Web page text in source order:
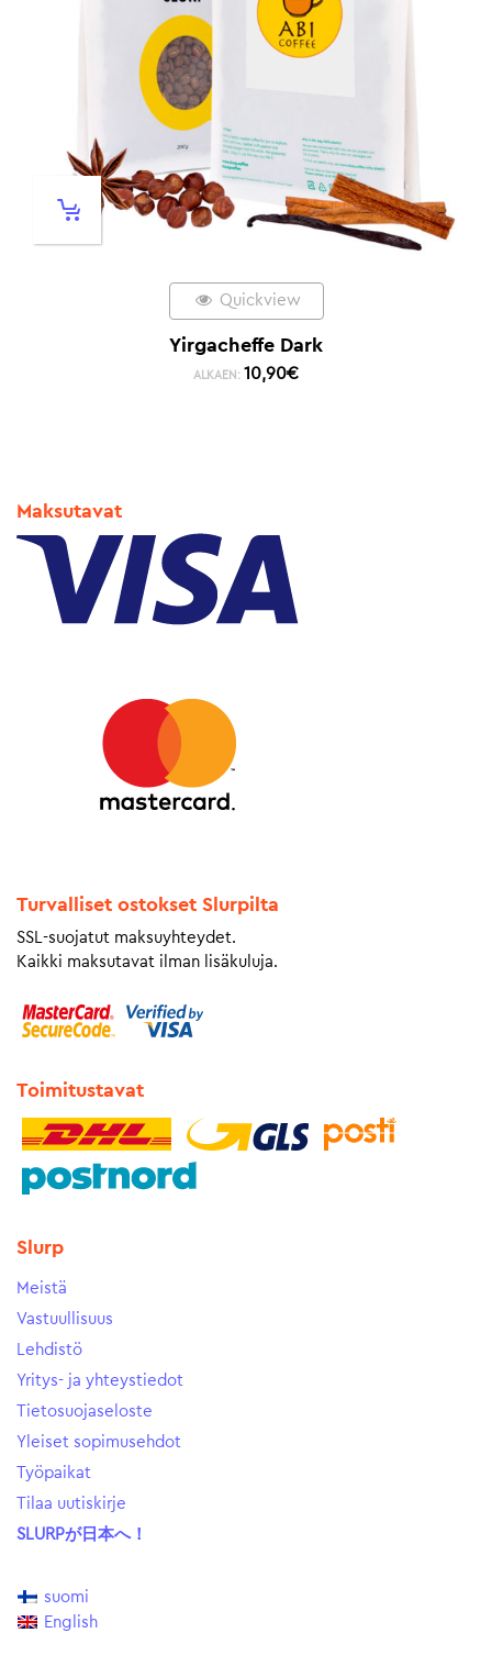
Quickview
Yirgacheffe Dark
ALKAEN: 10,90€
Maksutavat
Turvalliset ostokset Slurpilta
SSL-suojatut maksuyhteydet.
Kaikki maksutavat ilman lisäkuluja.
Toimitustavat
Slurp
Meistä
Vastuullisuus
Lehdistö
Yritys- ja yhteystiedot
Tietosuojaseloste
Yleiset sopimusehdot
Työpaikat
Tilaa uutiskirje
SLURPが日本へ！
suomi
English